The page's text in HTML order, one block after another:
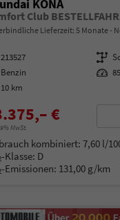
KONA
Lieferzeit:5 Monate
213527 Getriebe
Benzin Leistung
10 km
€
MwSt.
kombiniert:7,60 l/
-Klasse: D
-Emissionen: 131,00 g/km